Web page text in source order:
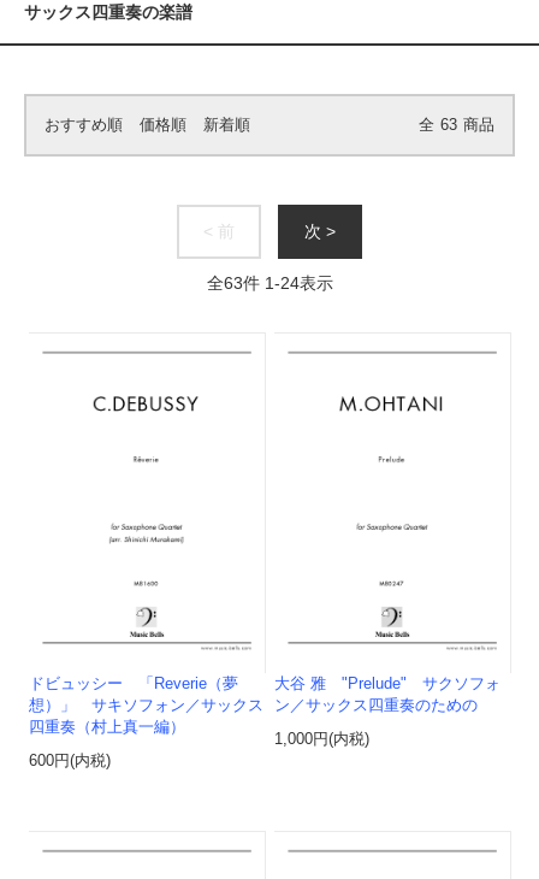
サックス四重奏の楽譜
おすすめ順 価格順 新着順 全 63 商品
< 前 次 >
全63件 1-24表示
ドビュッシー 「Reverie（夢
想）」 サキソフォン／サックス
四重奏（村上真一編）
600円(内税)
大谷 雅 "Prelude" サクソフォ
ン／サックス四重奏のための
1,000円(内税)